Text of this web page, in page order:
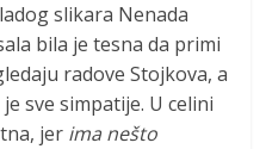
slikara Nenada
bila je tesna da primi
radove Stojkova, a
sve simpatije. U celini
jer ima nešto